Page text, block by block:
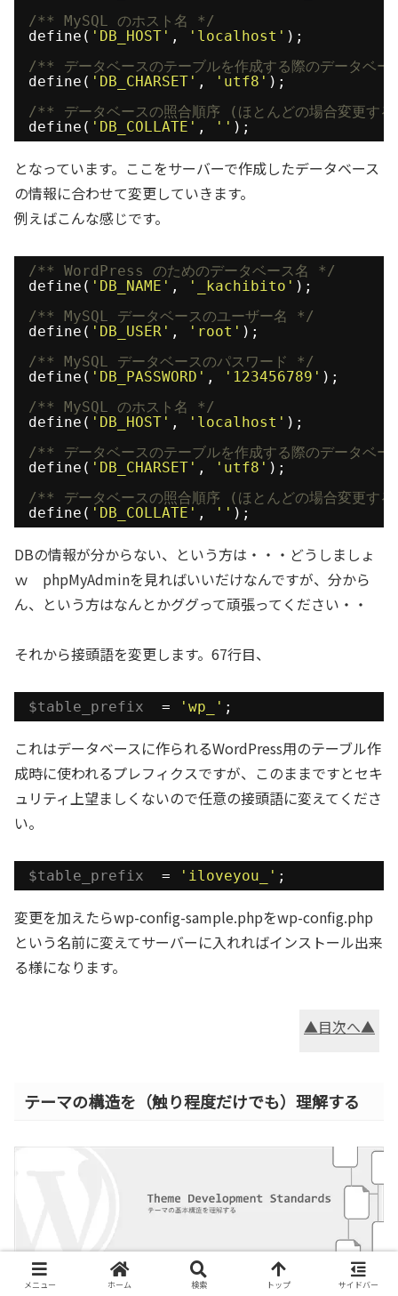
/** MySQL のホスト名 */
define( 'DB_HOST' , 'localhost' );
/** データベースのテーブルを作成する際のデータベ
define( 'DB_CHARSET' , 'utf8' );
/** データベースの照合順序 (ほとんどの場合変更す
define( 'DB_COLLATE' , '' );
となっています。ここをサーバーで作成したデータベース
の情報に合わせて変更していきます。
例えばこんな感じです。
/** WordPress のためのデータベース名 */
define( 'DB_NAME' , '_kachibito' );
/** MySQL データベースのユーザー名 */
define( 'DB_USER' , 'root' );
/** MySQL データベースのパスワード */
define( 'DB_PASSWORD' , '123456789' );
/** MySQL のホスト名 */
define( 'DB_HOST' , 'localhost' );
/** データベースのテーブルを作成する際のデータベ
define( 'DB_CHARSET' , 'utf8' );
/** データベースの照合順序 (ほとんどの場合変更す
define( 'DB_COLLATE' , '' );
DBの情報が分からない、という方は・・・どうしましょ
ｗ phpMyAdminを見ればいいだけなんですが、分から
ん、という方はなんとかググって頑張ってください・・
それから接頭語を変更します。67行目、
$table_prefix = 'wp_' ;
これはデータベースに作られるWordPress用のテーブル作
成時に使われるプレフィクスですが、このままですとセキ
ュリティ上望ましくないので任意の接頭語に変えてくださ
い。
$table_prefix = 'iloveyou_' ;
変更を加えたらwp-config-sample.phpをwp-config.php
という名前に変えてサーバーに入れればインストール出来
る様になります。
▲目次へ▲
テーマの構造を（触り程度だけでも）理解する
メニュー ホーム 検索 トップ サイドバー